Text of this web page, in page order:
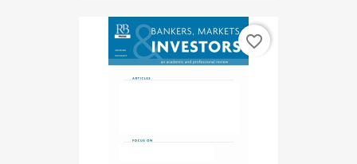
favorite_border